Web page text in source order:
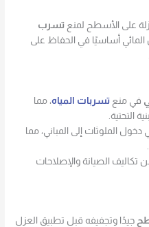
على الأسطح لمنعتسرب
المائي أساسيًا في الحفاظ على
في منعتسربات المياه، مما
التحتية.
الملوثات إلى المباني، مما
تكاليف الصيانة والإصلاحات
جيدًا وتجفيفه قبل تطبيق العزل